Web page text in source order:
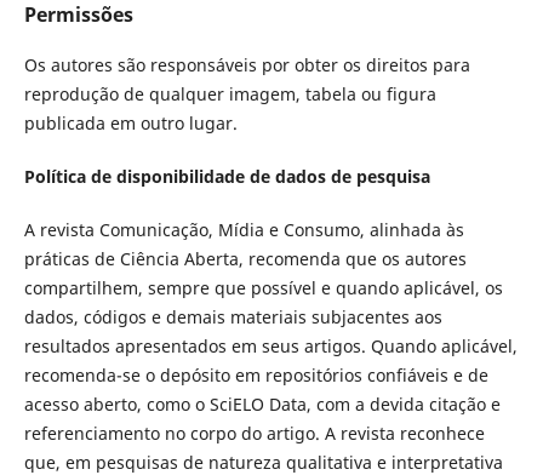
Permissões
Os autores são responsáveis por obter os direitos para
reprodução de qualquer imagem, tabela ou figura
publicada em outro lugar.
Política de disponibilidade de dados de pesquisa
A revista Comunicação, Mídia e Consumo, alinhada às
práticas de Ciência Aberta, recomenda que os autores
compartilhem, sempre que possível e quando aplicável, os
dados, códigos e demais materiais subjacentes aos
resultados apresentados em seus artigos. Quando aplicável,
recomenda-se o depósito em repositórios confiáveis e de
acesso aberto, como o SciELO Data, com a devida citação e
referenciamento no corpo do artigo. A revista reconhece
que, em pesquisas de natureza qualitativa e interpretativa